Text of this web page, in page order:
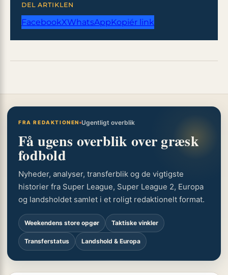
DEL ARTIKLEN
FacebookXWhatsAppKopiér link
FRA REDAKTIONEN Ugentligt overblik
Få ugens overblik over græsk
fodbold
Nyheder, analyser, transferblik og de vigtigste
historier fra Super League, Super League 2, Europa
og landsholdet samlet i et roligt redaktionelt format.
Weekendens store opgør Taktiske vinkler
Transferstatus Landshold & Europa